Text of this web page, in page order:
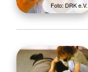
Foto: DRK e.V.